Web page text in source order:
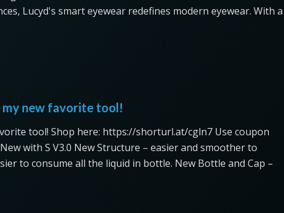
Lucyd's smart eyewear redefines modern eyewear. With a
my new favorite tool!
tool! Shop here: https://shorturl.at/cgln7 Use coupon
with S V3.0 New Structure – easier and smoother to
to consume all the liquid in bottle. New Bottle and Cap –